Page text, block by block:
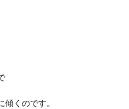
くのです。